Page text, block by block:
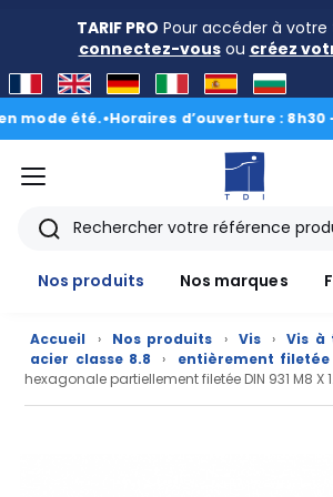
TARIF PRO Pour accéder à
connectez-vousou créez
été.•Horaires d’ouverture : 8h30 –
menu
Rechercher
Nos produits
Nos marques
Accueil › Nos produits › Vis › Vis à
acier classe 8.8
› entièrement filetée
hexagonale partiellement filetée DIN 931 M8 X